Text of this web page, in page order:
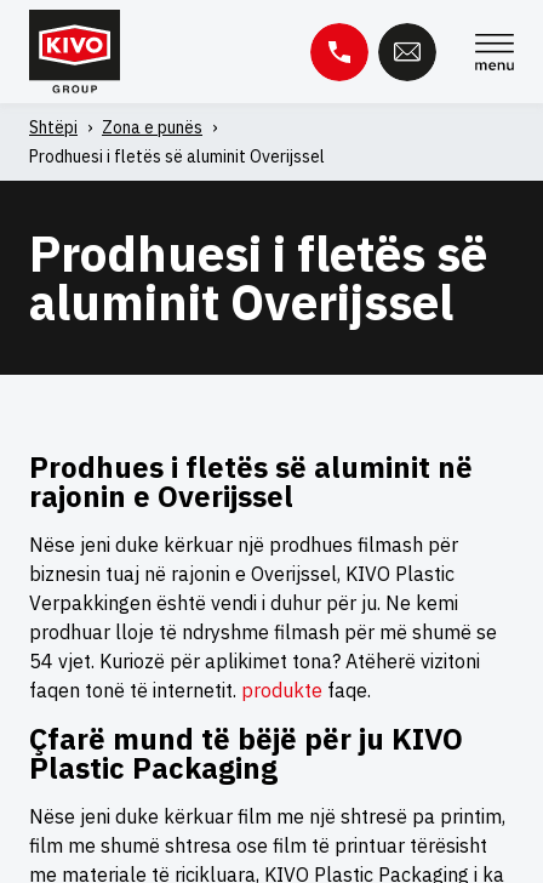
Kapërce
përmbajtja
Kërko
për:
Shtëpi › Zona e punës ›
Prodhuesi i fletës së aluminit Overijssel
Prodhuesi i fletës së
aluminit Overijssel
Prodhues i fletës së aluminit në
rajonin e Overijssel
Nëse jeni duke kërkuar një prodhues filmash për
biznesin tuaj në rajonin e Overijssel, KIVO Plastic
Verpakkingen është vendi i duhur për ju. Ne kemi
prodhuar lloje të ndryshme filmash për më shumë se
54 vjet. Kuriozë për aplikimet tona? Atëherë vizitoni
faqen tonë të internetit. produkte faqe.
Çfarë mund të bëjë për ju KIVO
Plastic Packaging
Nëse jeni duke kërkuar film me një shtresë pa printim,
film me shumë shtresa ose film të printuar tërësisht
me materiale të ricikluara, KIVO Plastic Packaging i ka